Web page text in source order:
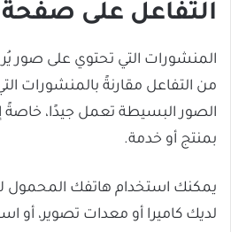
التفاعل على
المنشورات التي تحتوي على صور
من التفاعل مقارنةً بالمنشورات
الصور البسيطة تعمل جيدًا، خاصةً
بمنتج أو خدمة.
يمكنك استخدام هاتفك المحمول
لديك كاميرا أو معدات تصوير، أو